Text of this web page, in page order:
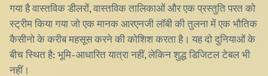
गया है वास्तविक डीलरों, वास्तविक तालिकाओं और एक प्रस्तुति परत को
स्ट्रीम किया गया जो एक मानक आरएनजी लॉबी की तुलना में एक भौतिक
कैसीनो के करीब महसूस करने की कोशिश करता है। यह दो दुनियाओं के
बीच स्थित है: भूमि-आधारित यात्रा नहीं, लेकिन शुद्ध डिजिटल टेबल भी
नहीं।